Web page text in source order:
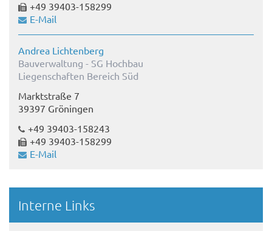
+49 39403-158299
E-Mail
Andrea Lichtenberg
Bauverwaltung - SG Hochbau
Liegenschaften Bereich Süd
Marktstraße 7
39397 Gröningen
+49 39403-158243
+49 39403-158299
E-Mail
Interne Links